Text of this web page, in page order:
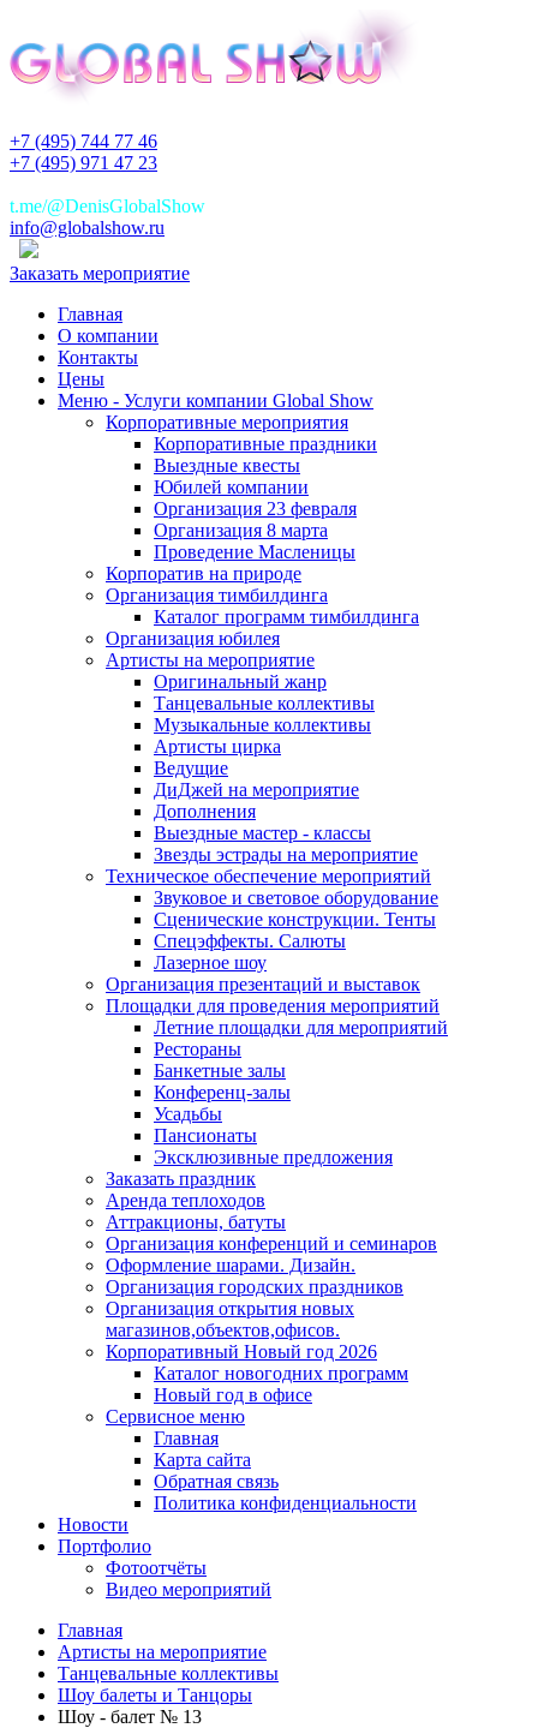
+7 (495) 744 77 46
+7 (495) 971 47 23
t.me/@DenisGlobalShow
info@globalshow.ru
Заказать мероприятие
Главная
О компании
Контакты
Цены
Меню - Услуги компании Global Show
Корпоративные мероприятия
Корпоративные праздники
Выездные квесты
Юбилей компании
Организация 23 февраля
Организация 8 марта
Проведение Масленицы
Корпоратив на природе
Организация тимбилдинга
Каталог программ тимбилдинга
Организация юбилея
Артисты на мероприятие
Оригинальный жанр
Танцевальные коллективы
Музыкальные коллективы
Артисты цирка
Ведущие
ДиДжей на мероприятие
Дополнения
Выездные мастер - классы
Звезды эстрады на мероприятие
Техническое обеспечение мероприятий
Звуковое и световое оборудование
Сценические конструкции. Тенты
Спецэффекты. Салюты
Лазерное шоу
Организация презентаций и выставок
Площадки для проведения мероприятий
Летние площадки для мероприятий
Рестораны
Банкетные залы
Конференц-залы
Усадьбы
Пансионаты
Эксклюзивные предложения
Заказать праздник
Аренда теплоходов
Аттракционы, батуты
Организация конференций и семинаров
Оформление шарами. Дизайн.
Организация городских праздников
Организация открытия новых
магазинов,объектов,офисов.
Корпоративный Новый год 2026
Каталог новогодних программ
Новый год в офисе
Сервисное меню
Главная
Карта сайта
Обратная связь
Политика конфиденциальности
Новости
Портфолио
Фотоотчёты
Видео мероприятий
Главная
Артисты на мероприятие
Танцевальные коллективы
Шоу балеты и Танцоры
Шоу - балет № 13